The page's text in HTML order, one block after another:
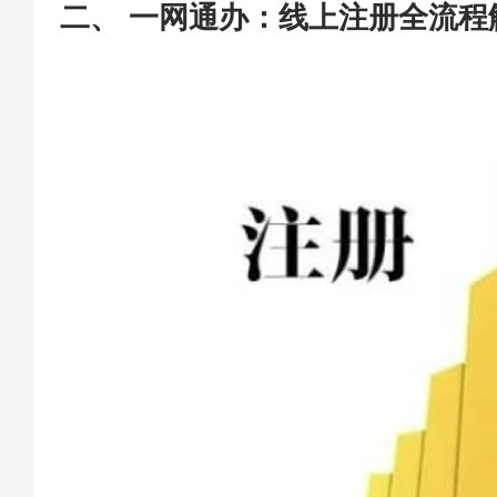
二、 一网通办：线上注册全流程